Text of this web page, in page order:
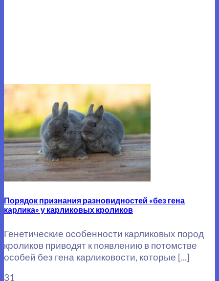
Порядок признания разновидностей «без гена
карлика» у карликовых кроликов
Генетические особенности карликовых пород
кроликов приводят к появлению в потомстве
особей без гена карликовости, которые [...]
31